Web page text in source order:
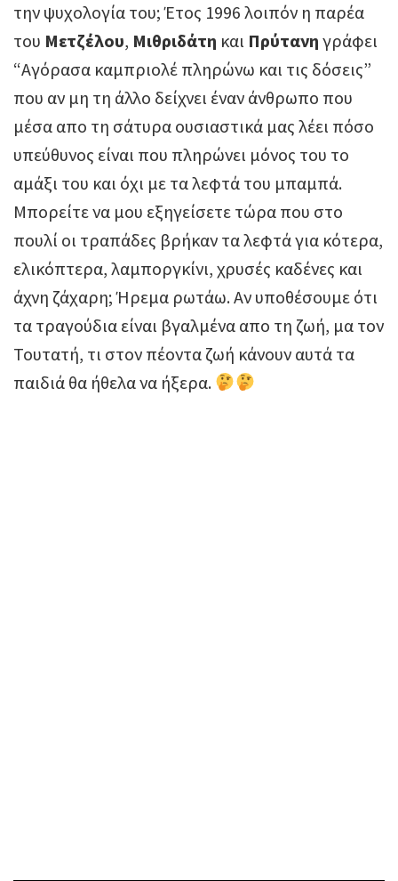
την ψυχολογία του; Έτος 1996 λοιπόν η παρέα
του Μετζέλου, Μιθριδάτη και Πρύτανη γράφει
“Αγόρασα καμπριολέ πληρώνω και τις δόσεις”
που αν μη τη άλλο δείχνει έναν άνθρωπο που
μέσα απο τη σάτυρα ουσιαστικά μας λέει πόσο
υπεύθυνος είναι που πληρώνει μόνος του το
αμάξι του και όχι με τα λεφτά του μπαμπά.
Μπορείτε να μου εξηγείσετε τώρα που στο
πουλί οι τραπάδες βρήκαν τα λεφτά για κότερα,
ελικόπτερα, λαμποργκίνι, χρυσές καδένες και
άχνη ζάχαρη; Ήρεμα ρωτάω. Αν υποθέσουμε ότι
τα τραγούδια είναι βγαλμένα απο τη ζωή, μα τον
Τουτατή, τι στον πέοντα ζωή κάνουν αυτά τα
παιδιά θα ήθελα να ήξερα.